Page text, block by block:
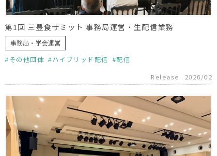
第1回 三豊食サミット 事務局運営・生配信業務
事務局・学会運営
その他団体
ハイブリッド配信
配信
Release
2026/02